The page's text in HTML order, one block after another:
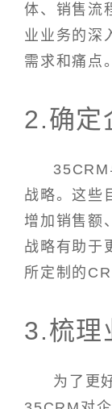
体、销售流
业业务的深
需求和痛点。
2.确定
35CRM
战略。这些
增加销售额
战略有助于
所定制的
3.梳理
为了更